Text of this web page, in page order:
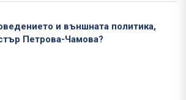
и външната политика,
Петрова-Чамова?